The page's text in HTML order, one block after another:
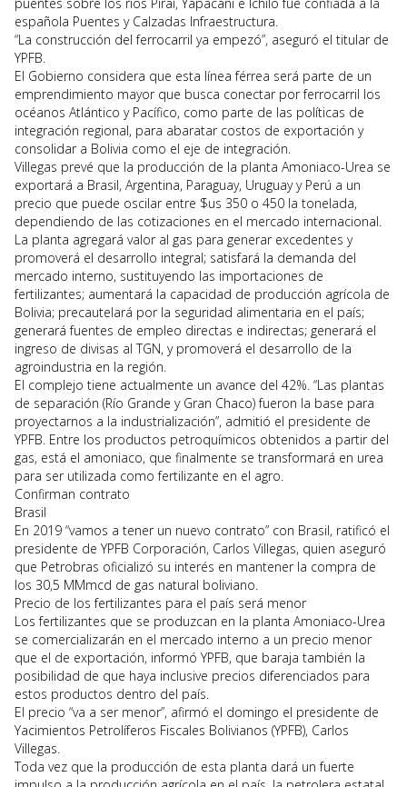
española Puentes y Calzadas Infraestructura.
“La construcción del ferrocarril ya empezó”, aseguró el titular de
YPFB.
El Gobierno considera que esta línea férrea será parte de un
emprendimiento mayor que busca conectar por ferrocarril los
océanos Atlántico y Pacífico, como parte de las políticas de
integración regional, para abaratar costos de exportación y
consolidar a Bolivia como el eje de integración.
Villegas prevé que la producción de la planta Amoniaco-Urea se
exportará a Brasil, Argentina, Paraguay, Uruguay y Perú a un
precio que puede oscilar entre $us 350 o 450 la tonelada,
dependiendo de las cotizaciones en el mercado internacional.
La planta agregará valor al gas para generar excedentes y
promoverá el desarrollo integral; satisfará la demanda del
mercado interno, sustituyendo las importaciones de
fertilizantes; aumentará la capacidad de producción agrícola de
Bolivia; precautelará por la seguridad alimentaria en el país;
generará fuentes de empleo directas e indirectas; generará el
ingreso de divisas al TGN, y promoverá el desarrollo de la
agroindustria en la región.
El complejo tiene actualmente un avance del 42%. “Las plantas
de separación (Río Grande y Gran Chaco) fueron la base para
proyectarnos a la industrialización”, admitió el presidente de
YPFB. Entre los productos petroquímicos obtenidos a partir del
gas, está el amoniaco, que finalmente se transformará en urea
para ser utilizada como fertilizante en el agro.
Confirman contrato
Brasil
En 2019 “vamos a tener un nuevo contrato” con Brasil, ratificó el
presidente de YPFB Corporación, Carlos Villegas, quien aseguró
que Petrobras oficializó su interés en mantener la compra de
los 30,5 MMmcd de gas natural boliviano.
Precio de los fertilizantes para el país será menor
Los fertilizantes que se produzcan en la planta Amoniaco-Urea
se comercializarán en el mercado interno a un precio menor
que el de exportación, informó YPFB, que baraja también la
posibilidad de que haya inclusive precios diferenciados para
estos productos dentro del país.
El precio “va a ser menor”, afirmó el domingo el presidente de
Yacimientos Petrolíferos Fiscales Bolivianos (YPFB), Carlos
Villegas.
Toda vez que la producción de esta planta dará un fuerte